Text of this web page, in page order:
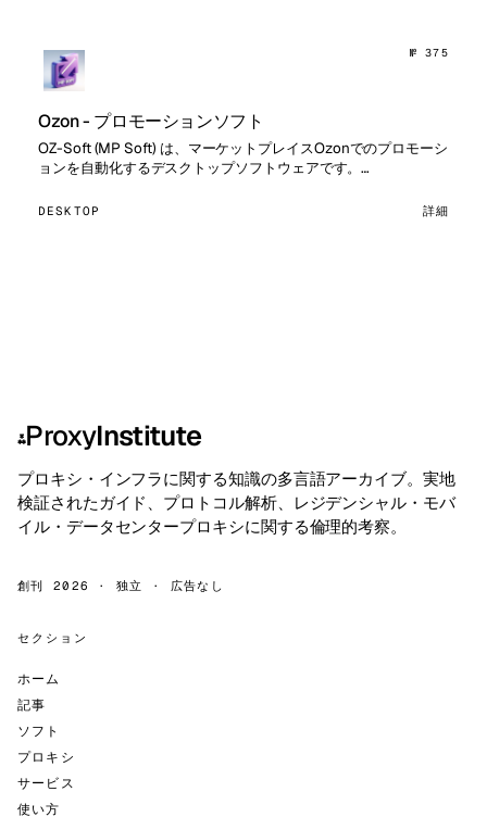
№ 375
Ozon - プロモーションソフト
OZ-Soft (MP Soft) は、マーケットプレイスOzonでのプロモーシ
ョンを自動化するデスクトップソフトウェアです。…
DESKTOP 詳細
⁂ProxyInstitute
プロキシ・インフラに関する知識の多言語アーカイブ。実地
検証されたガイド、プロトコル解析、レジデンシャル・モバ
イル・データセンタープロキシに関する倫理的考察。
創刊 2026 · 独立 · 広告なし
セクション
ホーム
記事
ソフト
プロキシ
サービス
使い方